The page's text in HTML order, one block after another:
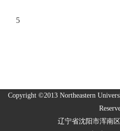
5
Copyright ©2013 Northeastern
辽宁省沈阳市浑南